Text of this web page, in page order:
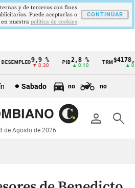
9,9 %
▼ 0.30
PIB 2,8 %
▲ 0.10
TRM $4178,23
▲ 0.42
Sabado no no
person search
de Agosto de 2026
y de terceros con fines
Puede aceptarlas o
nuestra politica de cookies
CONTINUAR